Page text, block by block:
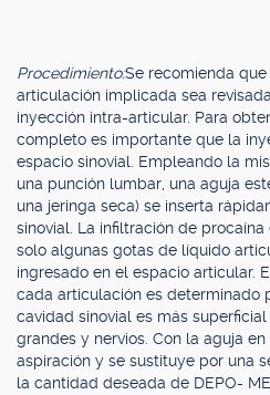
Procedimiento:Se recomienda
articulación implicada sea
inyección intra-articular. Para
completo es importante que la
espacio sinovial. Empleando la
una punción lumbar, una aguja
una jeringa seca) se inserta
sinovial. La infiltración de
solo algunas gotas de líquido
ingresado en el espacio articular.
cada articulación es determinado
cavidad sinovial es más
grandes y nervios. Con la aguja
aspiración y se sustituye por una
la cantidad deseada de DEPO-